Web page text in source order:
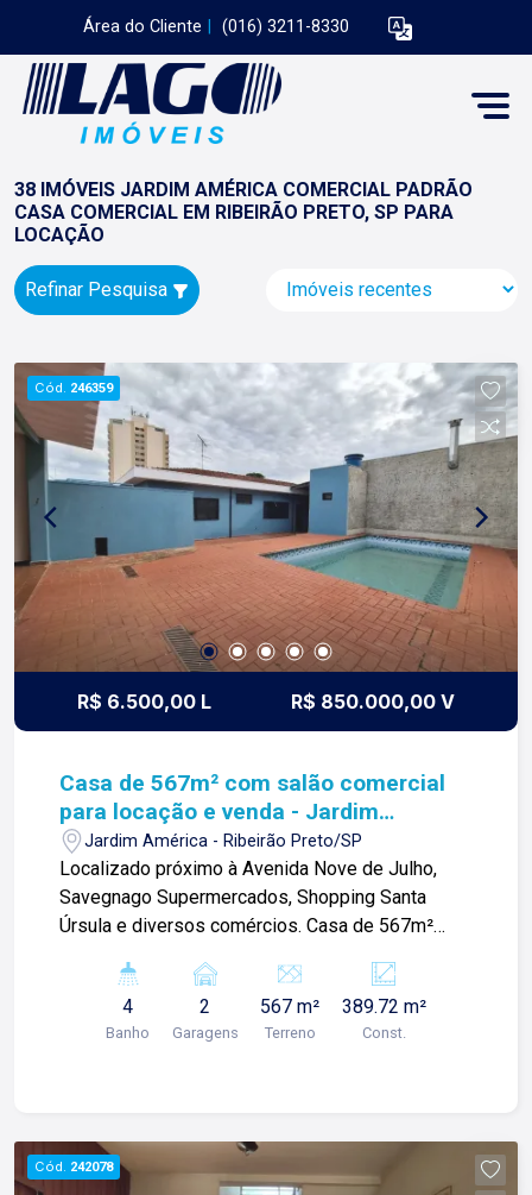
Área do Cliente (016) 3211-8330
38 IMÓVEIS JARDIM AMÉRICA COMERCIAL PADRÃO
CASA COMERCIAL EM RIBEIRÃO PRETO, SP PARA
LOCAÇÃO
Refinar Pesquisa
Cód. 246359
R$ 6.500,00 L R$ 850.000,00 V
Casa de 567m² com salão comercial
para locação e venda - Jardim
América
Jardim América - Ribeirão Preto/SP
Localizado próximo à Avenida Nove de Julho,
Savegnago Supermercados, Shopping Santa
Úrsula e diversos comércios. Casa de 567m²
ambientes; -01 banheiro social; -Copa; -Cozinha
planejada; -Área de serviço com 01 quarto; -Área
gourmet com churrasqueira; -Piscina; -02 vagas
Lago é RELACIONAMENTO! Desde 1987 esta é a
nossa missão, nosso propósito e o verdadeiro
4
Banho
2
Garagens
567 m²
Terreno
389.72 m²
Const.
Cód. 242078